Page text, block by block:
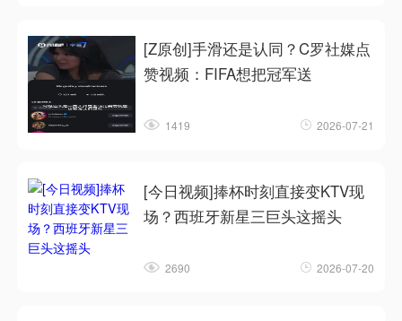
[Z原创]手滑还是认同？C罗社媒点
赞视频：FIFA想把冠军送
1419 2026-07-21
[今日视频]捧杯时刻直接变KTV现
场？西班牙新星三巨头这摇头
2690 2026-07-20